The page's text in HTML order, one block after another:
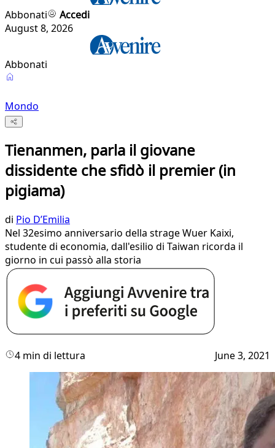
Abbonati
Accedi
August 8, 2026
Abbonati
Mondo
Tienanmen, parla il giovane
dissidente che sfidò il premier (in
pigiama)
di Pio D’Emilia
Nel 32esimo anniversario della strage Wuer Kaixi,
studente di economia, dall'esilio di Taiwan ricorda il
giorno in cui passò alla storia
4 min di lettura June 3, 2021